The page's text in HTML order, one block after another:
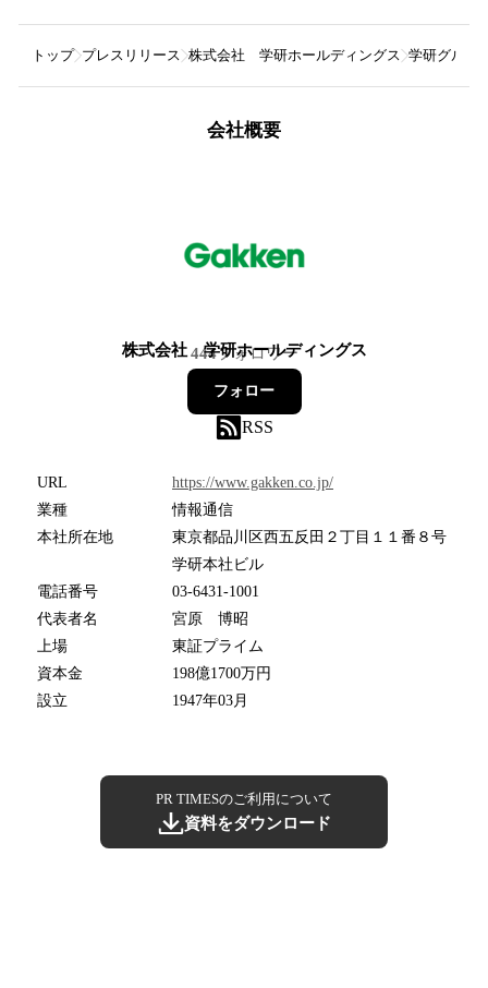
トップ プレスリリース 株式会社 学研ホールディングス 学研グルー
会社概要
株式会社 学研ホールディングス
444フォロワー
フォロー
RSS
URL
https://www.gakken.co.jp/
業種
情報通信
本社所在地
東京都品川区西五反田２丁目１１番８号
学研本社ビル
電話番号
03-6431-1001
代表者名
宮原 博昭
上場
東証プライム
資本金
198億1700万円
設立
1947年03月
PR TIMESのご利用について
資料をダウンロード